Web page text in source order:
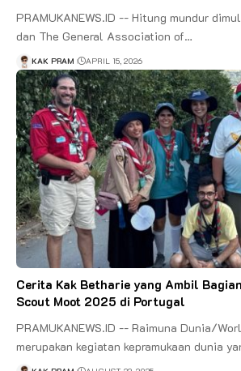
PRAMUKANEWS.ID -- Hitung mundur
dan The General Association of…
KAK PRAM APRIL 15, 2026
Cerita Kak Betharie yang Ambil
Scout Moot 2025 di Portugal
PRAMUKANEWS.ID -- Raimuna Dunia/
merupakan kegiatan kepramukaan dunia